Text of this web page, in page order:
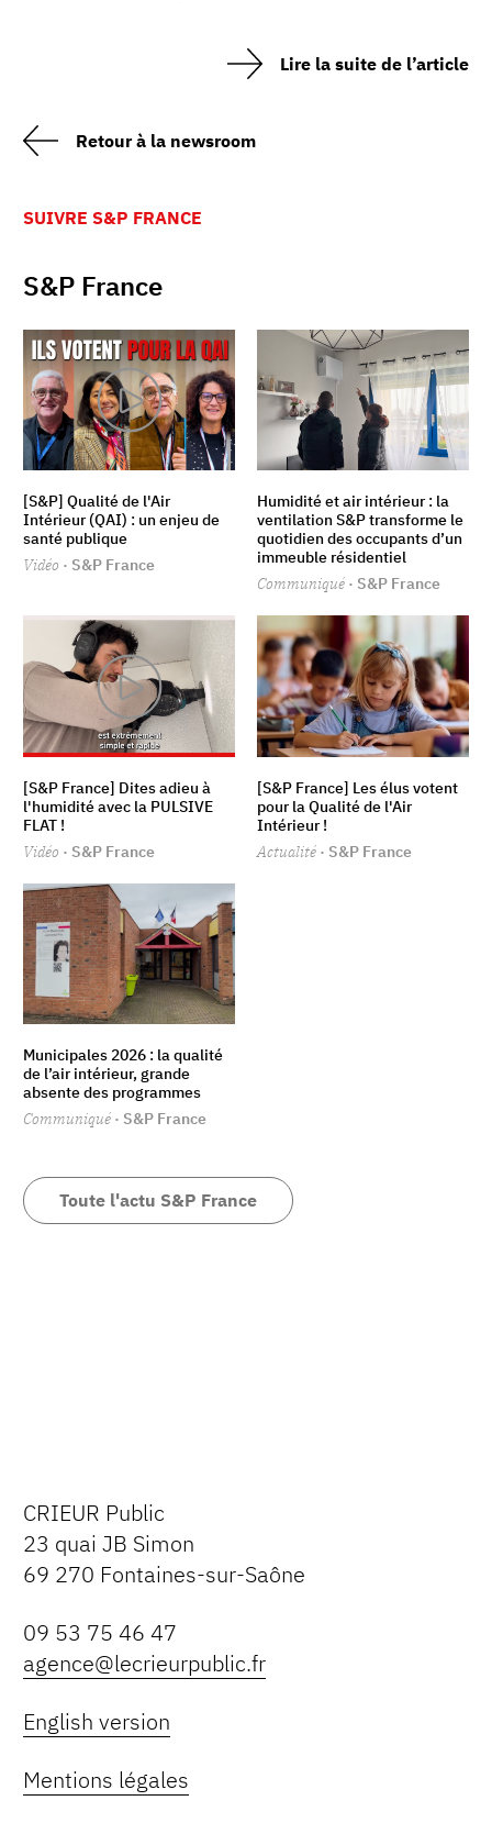
Lire la suite de l’article
Retour à la newsroom
SUIVRE S&P FRANCE
S&P France
[S&P] Qualité de l'Air
Intérieur (QAI) : un enjeu de
santé publique
Vidéo · S&P France
Humidité et air intérieur : la
ventilation S&P transforme le
quotidien des occupants d’un
immeuble résidentiel
Communiqué · S&P France
[S&P France] Dites adieu à
l'humidité avec la PULSIVE
FLAT !
Vidéo · S&P France
[S&P France] Les élus votent
pour la Qualité de l'Air
Intérieur !
Actualité · S&P France
Municipales 2026 : la qualité
de l’air intérieur, grande
absente des programmes
Communiqué · S&P France
Toute l'actu S&P France
CRIEUR Public
23 quai JB Simon
69 270 Fontaines-sur-Saône
09 53 75 46 47
agence@lecrieurpublic.fr
English version
Mentions légales